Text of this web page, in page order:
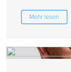
Mehr lesen